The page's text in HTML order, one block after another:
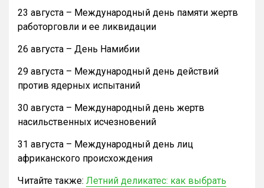
23 августа – Международный день памяти жертв
работорговли и ее ликвидации
26 августа – День Намибии
29 августа – Международный день действий
против ядерных испытаний
30 августа – Международный день жертв
насильственных исчезновений
31 августа – Международный день лиц
африканского происхождения
Читайте также: Летний деликатес: как выбрать